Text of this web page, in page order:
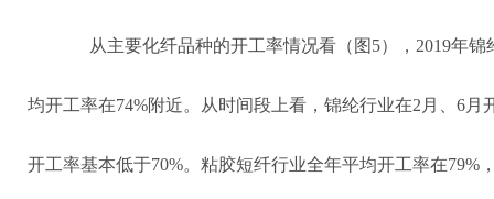
从主要化纤品种的开工率情况看（图5），2019年
均开工率在74%附近。从时间段上看，锦纶行业在2月、6
开工率基本低于70%。粘胶短纤行业全年平均开工率在79%